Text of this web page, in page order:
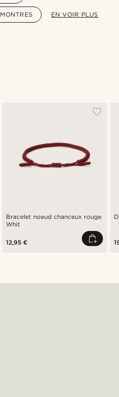
MONTRES EN VOIR PLUS
Bracelet noeud chanceux rouge
Whit
12,95 €